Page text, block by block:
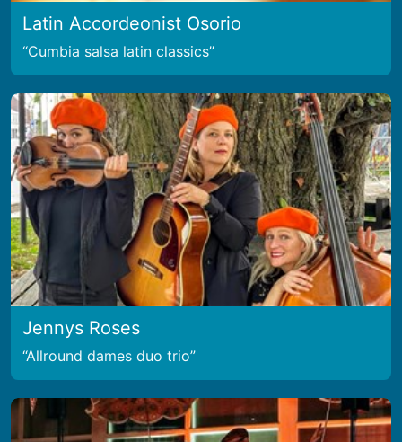
Latin Accordeonist Osorio
Cumbia salsa latin classics
Jennys Roses
Allround dames duo trio